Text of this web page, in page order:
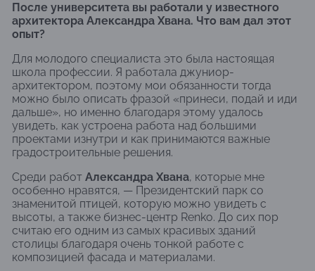
После университета вы работали у известного
архитектора Александра Хвана. Что вам дал этот
опыт?
Для молодого специалиста это была настоящая
школа профессии. Я работала джуниор-
архитектором, поэтому мои обязанности тогда
можно было описать фразой «принеси, подай и иди
дальше», но именно благодаря этому удалось
увидеть, как устроена работа над большими
проектами изнутри и как принимаются важные
градостроительные решения.
Среди работ Александра Хвана, которые мне
особенно нравятся, — Президентский парк со
знаменитой птицей, которую можно увидеть с
высоты, а также бизнес-центр Renko. До сих пор
считаю его одним из самых красивых зданий
столицы благодаря очень тонкой работе с
композицией фасада и материалами.